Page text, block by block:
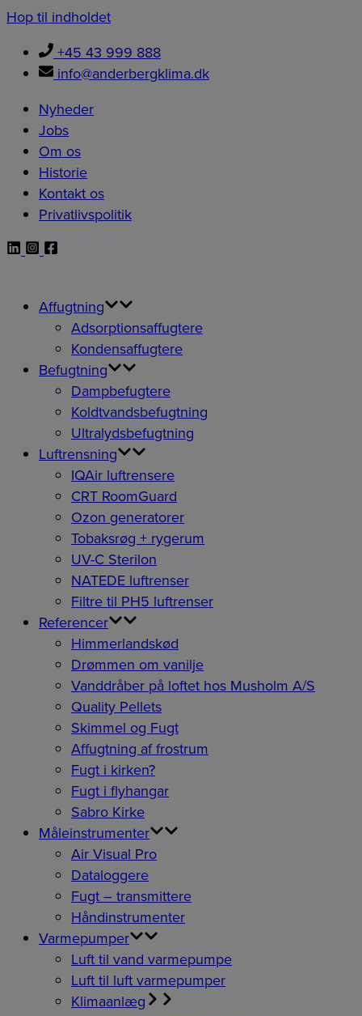
Hop til indholdet
+45 43 999 888
info@anderbergklima.dk
Nyheder
Jobs
Om os
Historie
Kontakt os
Privatlivspolitik
Affugtning
Adsorptionsaffugtere
Kondensaffugtere
Befugtning
Dampbefugtere
Koldtvandsbefugtning
Ultralydsbefugtning
Luftrensning
IQAir luftrensere
CRT RoomGuard
Ozon generatorer
Tobaksrøg + rygerum
UV-C Sterilon
NATEDE luftrenser
Filtre til PH5 luftrenser
Referencer
Himmerlandskød
Drømmen om vanilje
Vanddråber på loftet hos Musholm A/S
Quality Pellets
Skimmel og Fugt
Affugtning af frostrum
Fugt i kirken?
Fugt i flyhangar
Sabro Kirke
Måleinstrumenter
Air Visual Pro
Dataloggere
Fugt – transmittere
Håndinstrumenter
Varmepumper
Luft til vand varmepumpe
Luft til luft varmepumper
Klimaanlæg